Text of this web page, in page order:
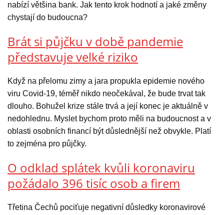
nabízí většina bank. Jak tento krok hodnotí a jaké změny
chystají do budoucna?
Brát si půjčku v době pandemie
představuje velké riziko
Když na přelomu zimy a jara propukla epidemie nového
viru Covid-19, téměř nikdo neočekával, že bude trvat tak
dlouho. Bohužel krize stále trvá a její konec je aktuálně v
nedohlednu. Myslet bychom proto měli na budoucnost a v
oblasti osobních financí být důslednější než obvykle. Platí
to zejména pro půjčky.
O odklad splátek kvůli koronaviru
požádalo 396 tisíc osob a firem
Třetina Čechů pociťuje negativní důsledky koronavirové